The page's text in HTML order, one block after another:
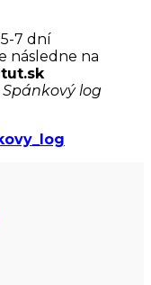
7 dní
následne na
Spánkový log